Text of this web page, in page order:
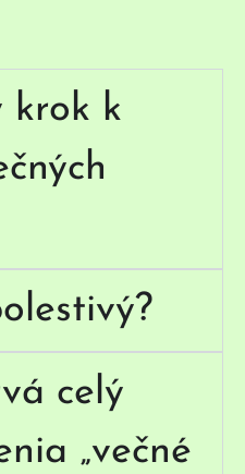
krok k
celý
„večné